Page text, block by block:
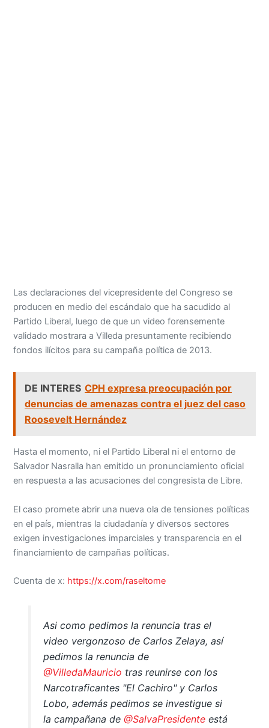
Las declaraciones del vicepresidente del Congreso se
producen en medio del escándalo que ha sacudido al
Partido Liberal, luego de que un video forensemente
validado mostrara a Villeda presuntamente recibiendo
fondos ilícitos para su campaña política de 2013.
DE INTERES CPH expresa preocupación por
denuncias de amenazas contra el juez del caso
Roosevelt Hernández
Hasta el momento, ni el Partido Liberal ni el entorno de
Salvador Nasralla han emitido un pronunciamiento oficial
en respuesta a las acusaciones del congresista de Libre.
El caso promete abrir una nueva ola de tensiones políticas
en el país, mientras la ciudadanía y diversos sectores
exigen investigaciones imparciales y transparencia en el
financiamiento de campañas políticas.
Cuenta de x: https://x.com/raseltome
Asi como pedimos la renuncia tras el
video vergonzoso de Carlos Zelaya, así
pedimos la renuncia de
@VilledaMauricio tras reunirse con los
Narcotraficantes "El Cachiro" y Carlos
Lobo, además pedimos se investigue si
la campañana de @SalvaPresidenteestá